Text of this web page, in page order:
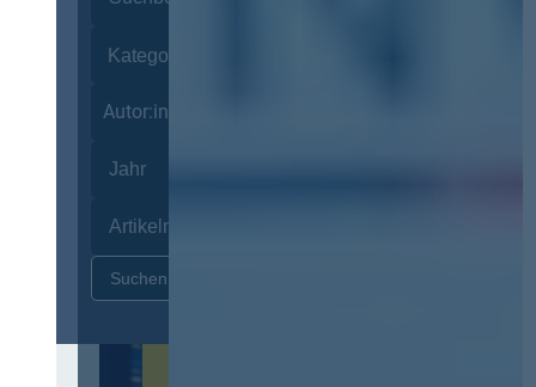
Autor:innen